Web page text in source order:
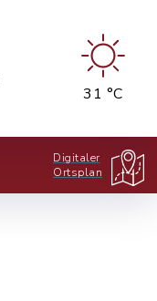
31 °C
Digitaler
Ortsplan